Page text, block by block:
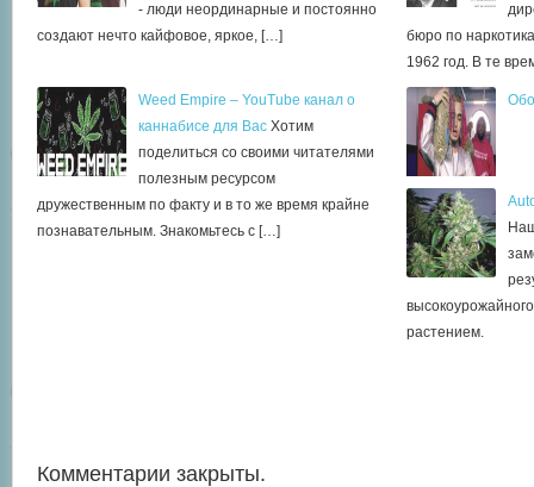
- люди неординарные и постоянно
создают нечто кайфовое, яркое, […]
бюро по
1962 год. В те
Weed Empire – YouTube канал о
каннабисе для Вас Хотим
поделиться со своими читателями
полезным ресурсом
дружественным по факту и в то же время крайне
познавательным. Знакомьтесь с […]
растением.
Комментарии закрыты.